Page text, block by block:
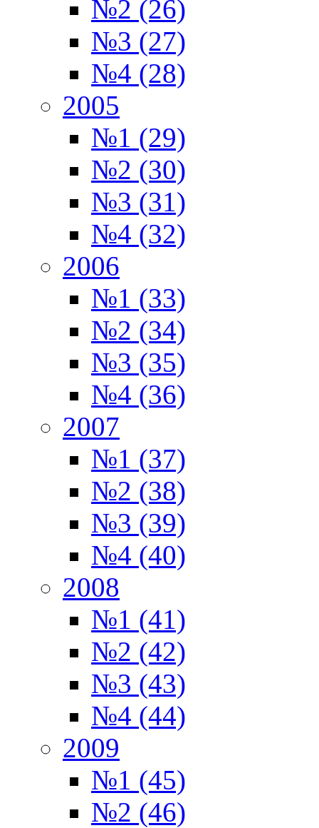
№2 (26)
№3 (27)
№4 (28)
2005
№1 (29)
№2 (30)
№3 (31)
№4 (32)
2006
№1 (33)
№2 (34)
№3 (35)
№4 (36)
2007
№1 (37)
№2 (38)
№3 (39)
№4 (40)
2008
№1 (41)
№2 (42)
№3 (43)
№4 (44)
2009
№1 (45)
№2 (46)